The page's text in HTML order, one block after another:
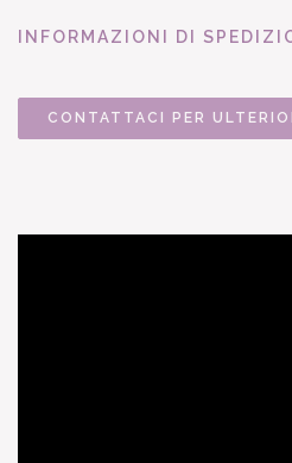
INFORMAZIONI DI
CONTATTACI PER